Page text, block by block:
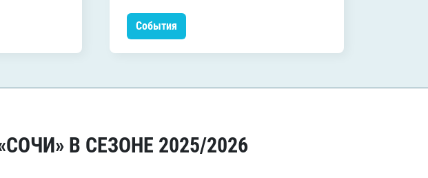
События
В СЕЗОНЕ 2025/2026